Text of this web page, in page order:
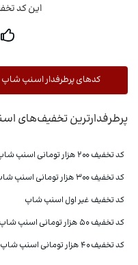
این کد
کدهای پرطرفدار اسنپ شاپ
پرطرفدارترین تخفیف‌های
کد تخفیف ۲۰۰ هزار تومانی اسنپ شاپ
کد تخفیف 300 هزار تومانی اسنپ شاپ
کد تخفیف غیر اول اسنپ شاپ
کد تخفیف ۵۰ هزار تومانی اسنپ شاپ
کد تخفیف ۴۰ هزار تومانی اسنپ شاپ